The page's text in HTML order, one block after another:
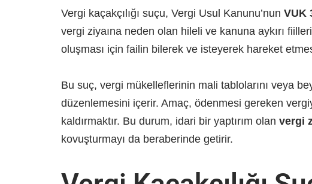
Vergi kaçakçılığı suçu, Vergi Usul Kanunu’nun VUK
vergi ziyaına neden olan hileli ve kanuna aykırı
oluşması için failin bilerek ve isteyerek hareket
Bu suç, vergi mükelleflerinin mali tablolarını veya
düzenlemesini içerir. Amaç, ödenmesi gereken
kaldırmaktır. Bu durum, idari bir yaptırım olan vergi
kovuşturmayı da beraberinde getirir.